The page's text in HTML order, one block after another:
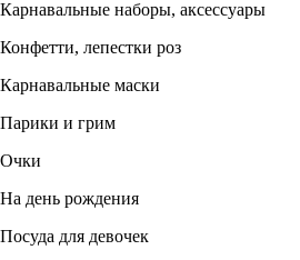
Карнавальные наборы, аксессуары
Конфетти, лепестки роз
Карнавальные маски
Парики и грим
Очки
На день рождения
Посуда для девочек